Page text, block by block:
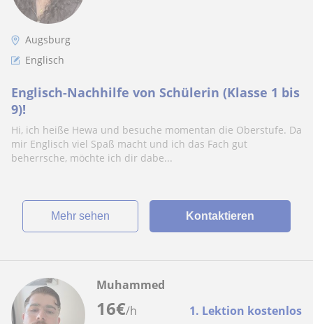
Augsburg
Englisch
Englisch-Nachhilfe von Schülerin (Klasse 1 bis
9)!
Hi, ich heiße Hewa und besuche momentan die Oberstufe. Da
mir Englisch viel Spaß macht und ich das Fach gut
beherrsche, möchte ich dir dabe...
Mehr sehen Kontaktieren
16€/h 1. Lektion kostenlos
Muhammed